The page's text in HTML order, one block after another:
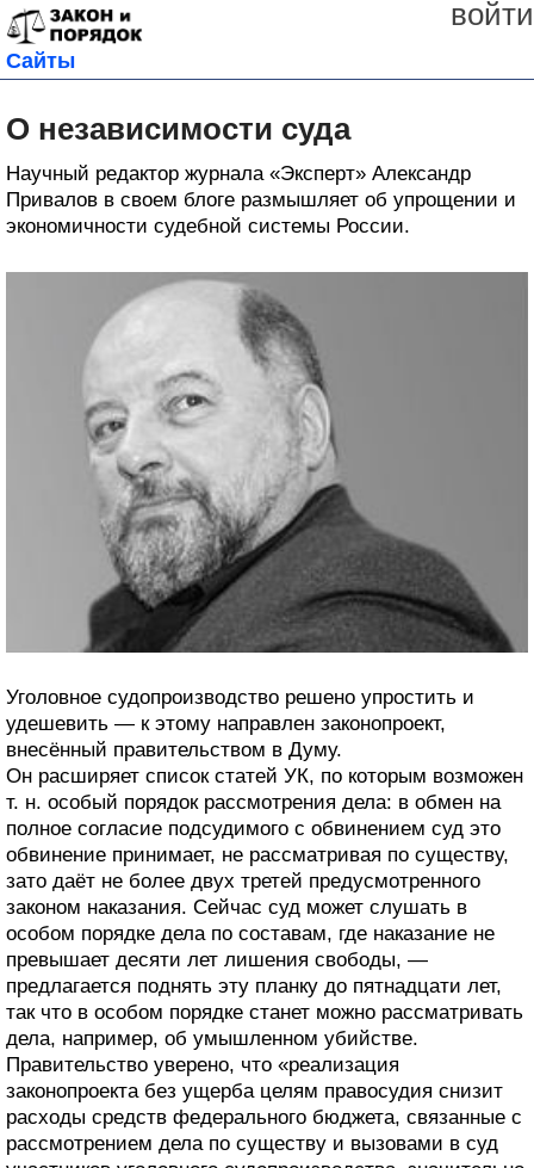
войти
Сайты
О независимости суда
Научный редактор журнала «Эксперт» Александр
Привалов в своем блоге размышляет об упрощении и
экономичности судебной системы России.
Уголовное судопроизводство решено упростить и
удешевить — к этому направлен законопроект,
внесённый правительством в Думу.
Он расширяет список статей УК, по которым возможен
т. н. особый порядок рассмотрения дела: в обмен на
полное согласие подсудимого с обвинением суд это
обвинение принимает, не рассматривая по существу,
зато даёт не более двух третей предусмотренного
законом наказания. Сейчас суд может слушать в
особом порядке дела по составам, где наказание не
превышает десяти лет лишения свободы, —
предлагается поднять эту планку до пятнадцати лет,
так что в особом порядке станет можно рассматривать
дела, например, об умышленном убийстве.
Правительство уверено, что «реализация
законопроекта без ущерба целям правосудия снизит
расходы средств федерального бюджета, связанные с
рассмотрением дела по существу и вызовами в суд